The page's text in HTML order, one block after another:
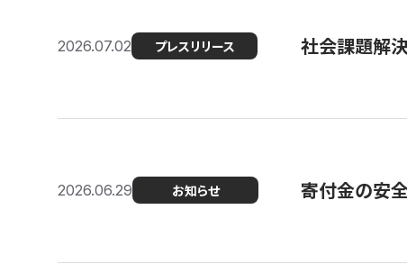
2026.07.02 プレスリリース 社会課題解
2026.06.29 お知らせ 寄付金の安